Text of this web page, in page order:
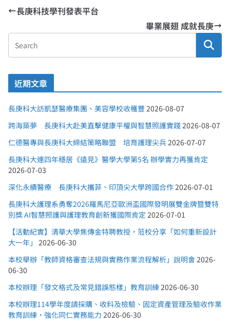
長庚科技學刊發表平台
畢業展翅 成就長庚
近期文章
長庚科大訪凱瑟醫療集團、美容學校收穫豐 2026-08-07
跨海築夢 長庚科大赴美直擊健康平權與智慧照護實踐2026-08-07
仁德醫專與長庚科大締結策略聯盟 培育護理尖兵2026-07-07
長庚科大連四年穩居《遠見》醫學大學第5名 辦學實力再獲肯定
2026-07-03
深化永續醫療 長庚科大攜菲、印頂尖大學跨國合作2026-07-01
長庚科大護理系勇奪2026羅馬尼亞歐洲盃國際發明展雙金牌暨雙特
別獎 AI智慧照護與護理教育創新獲國際肯定 2026-07-01
【活動紀實】清華大學焦傳金特聘教授，蒞校分享「如何重新設計
大一年」 2026-06-30
本校舉辦「教師資格審查法規與實務作業流程解析」說明會2026-
06-30
本校辦理「發文格式及常見錯誤態樣」教育訓練2026-06-30
本校辦理114學年度請採購、收料及檢驗、固定資產管理及驗收作業
教育訓練，強化同仁實務能力 2026-06-30